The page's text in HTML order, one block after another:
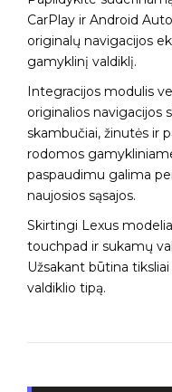
CarPlay ir Android
originalų navigacijos
gamyklinį valdiklį.
Integracijos modulis
originalios navigacijos
skambučiai, žinutės ir
rodomos
paspaudimu galima
naujosios sąsajos.
Skirtingi Lexus
touchpad ir sukamų
Užsakant būtina
valdiklio tipą.